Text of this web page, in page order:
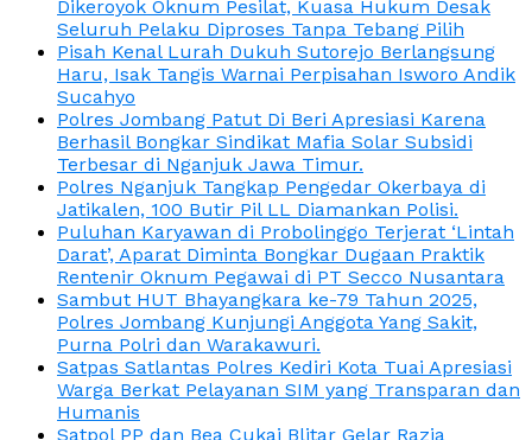
Dikeroyok Oknum Pesilat, Kuasa Hukum Desak
Seluruh Pelaku Diproses Tanpa Tebang Pilih
Pisah Kenal Lurah Dukuh Sutorejo Berlangsung
Haru, Isak Tangis Warnai Perpisahan Isworo Andik
Sucahyo
Polres Jombang Patut Di Beri Apresiasi Karena
Berhasil Bongkar Sindikat Mafia Solar Subsidi
Terbesar di Nganjuk Jawa Timur.
Polres Nganjuk Tangkap Pengedar Okerbaya di
Jatikalen, 100 Butir Pil LL Diamankan Polisi.
Puluhan Karyawan di Probolinggo Terjerat ‘Lintah
Darat’, Aparat Diminta Bongkar Dugaan Praktik
Rentenir Oknum Pegawai di PT Secco Nusantara
Sambut HUT Bhayangkara ke-79 Tahun 2025,
Polres Jombang Kunjungi Anggota Yang Sakit,
Purna Polri dan Warakawuri.
Satpas Satlantas Polres Kediri Kota Tuai Apresiasi
Warga Berkat Pelayanan SIM yang Transparan dan
Humanis
Satpol PP dan Bea Cukai Blitar Gelar Razia